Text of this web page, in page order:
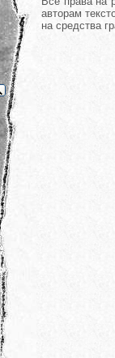
авторам
на средства